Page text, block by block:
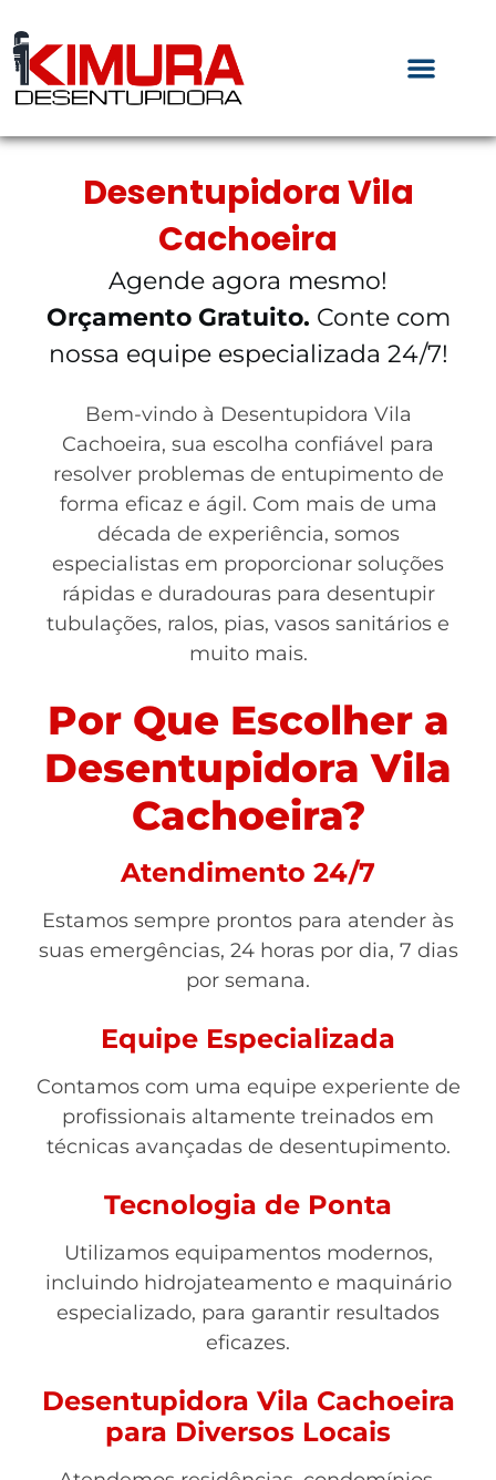
Desentupidora Vila
Cachoeira
Agende agora mesmo!
Orçamento Gratuito. Conte com
nossa equipe especializada 24/7!
Bem-vindo à Desentupidora Vila
Cachoeira, sua escolha confiável para
resolver problemas de entupimento de
forma eficaz e ágil. Com mais de uma
década de experiência, somos
especialistas em proporcionar soluções
rápidas e duradouras para desentupir
tubulações, ralos, pias, vasos sanitários e
muito mais.
Por Que Escolher a
Desentupidora Vila
Cachoeira?
Atendimento 24/7
Estamos sempre prontos para atender às
suas emergências, 24 horas por dia, 7 dias
por semana.
Equipe Especializada
Contamos com uma equipe experiente de
profissionais altamente treinados em
técnicas avançadas de desentupimento.
Tecnologia de Ponta
Utilizamos equipamentos modernos,
incluindo hidrojateamento e maquinário
especializado, para garantir resultados
eficazes.
Desentupidora Vila Cachoeira
para Diversos Locais